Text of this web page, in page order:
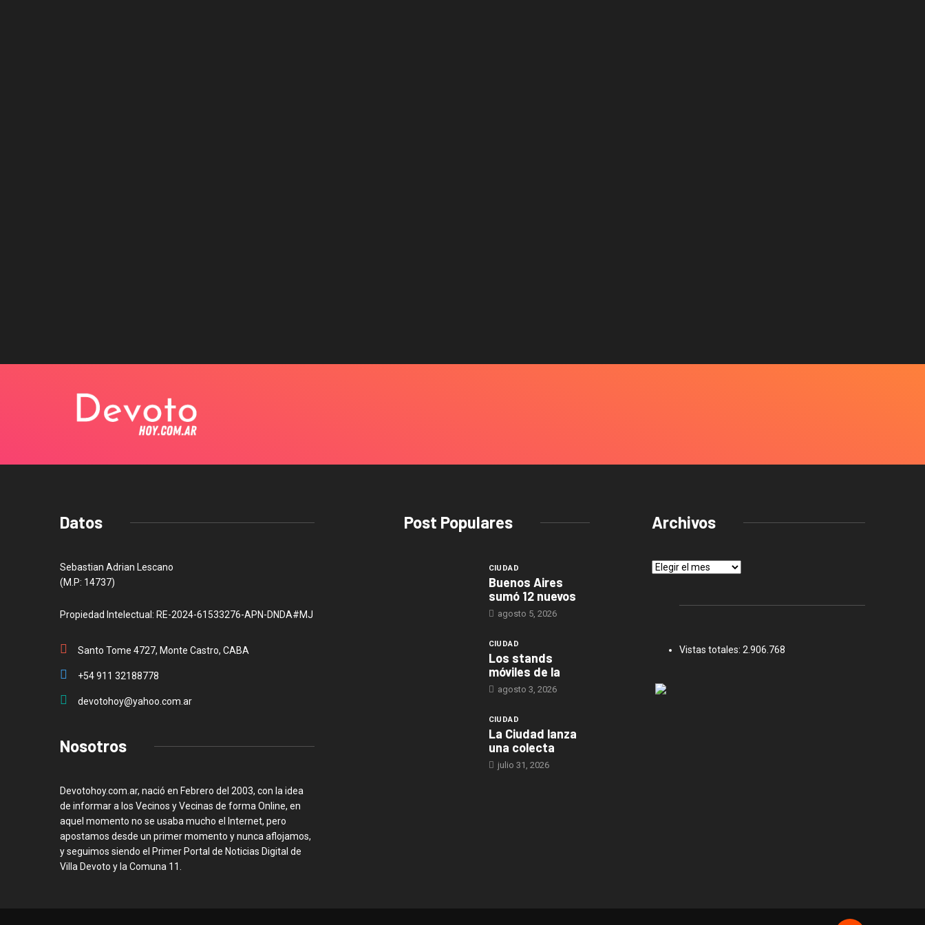
Datos
Sebastian Adrian Lescano
(M.P: 14737)
Propiedad Intelectual: RE-2024-61533276-APN-DNDA#MJ
Santo Tome 4727, Monte Castro, CABA
+54 911 32188778
devotohoy@yahoo.com.ar
Nosotros
Devotohoy.com.ar, nació en Febrero del 2003, con la idea
de informar a los Vecinos y Vecinas de forma Online, en
aquel momento no se usaba mucho el Internet, pero
apostamos desde un primer momento y nunca aflojamos,
y seguimos siendo el Primer Portal de Noticias Digital de
Villa Devoto y la Comuna 11.
Post Populares
CIUDAD
Buenos Aires
sumó 12 nuevos
agosto 5, 2026
CIUDAD
Los stands
móviles de la
agosto 3, 2026
CIUDAD
La Ciudad lanza
una colecta
julio 31, 2026
Archivos
Archivos
Vistas totales: 2.906.768